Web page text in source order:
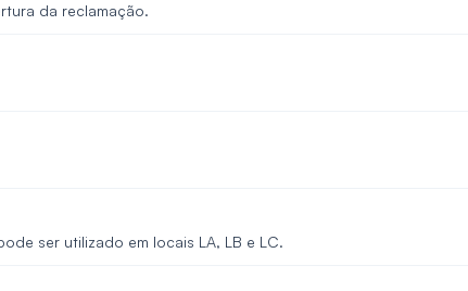
da reclamação.
ser utilizado em locais LA, LB e LC.